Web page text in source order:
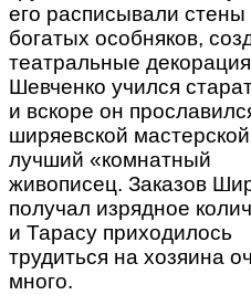
его расписывали стены
богатых особняков,
театральные
Шевченко учился
и вскоре он
ширяевской мастерской
лучший «комнатный
живописец. Заказов
получал изрядное
и Тарасу приходилось
трудиться на хозяина
много.